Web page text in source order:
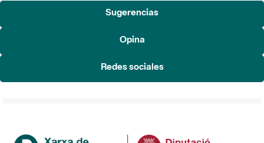
Sugerencias
Opina
Redes sociales